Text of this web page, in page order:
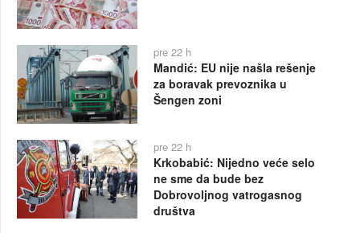
pre 22 h
Mandić: EU nije našla rešenje
za boravak prevoznika u
Šengen zoni
pre 22 h
Krkobabić: Nijedno veće selo
ne sme da bude bez
Dobrovoljnog vatrogasnog
društva